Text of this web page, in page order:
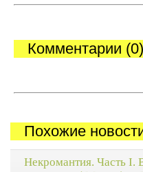
Комментарии (0)
Похожие
Некромантия. Часть I.